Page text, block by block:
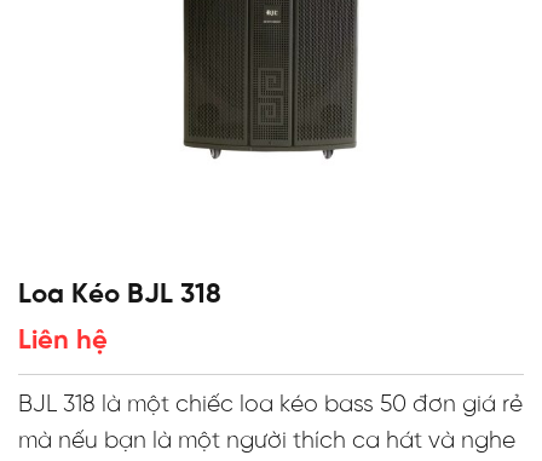
Loa Kéo BJL 318
Liên hệ
BJL 318 là một chiếc loa kéo bass 50 đơn giá rẻ
mà nếu bạn là một người thích ca hát và nghe